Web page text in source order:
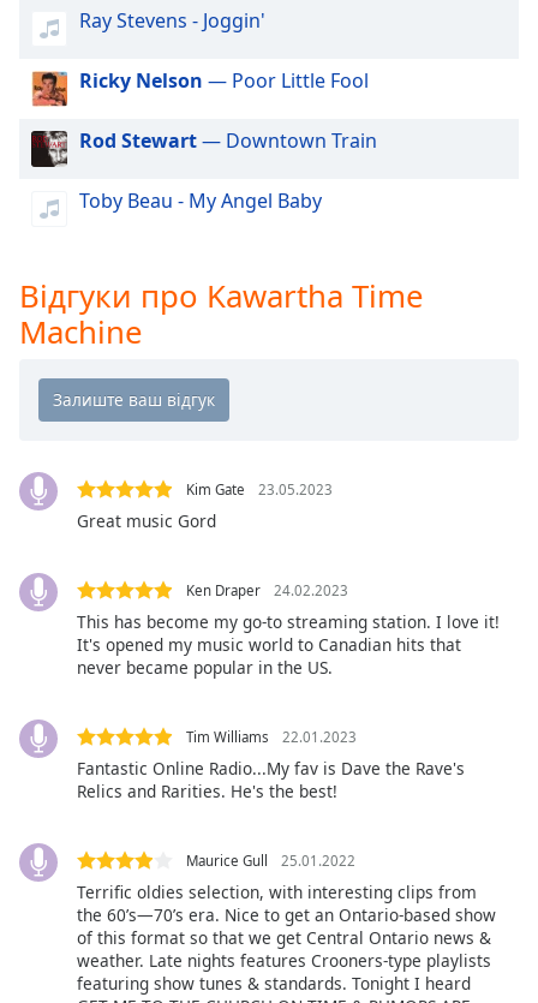
cancel
and
window.
Opacity
Background
Opacity
Caption
Area
Background
Opacity
Ray Stevens - Joggin'
Ricky Nelson — Poor Little Fool
Rod Stewart— Downtown Train
Toby Beau - My Angel Baby
Відгуки про Kawartha Time
Machine
Kim Gate 23.05.2023
Great music Gord
Ken Draper 24.02.2023
This has become my go-to streaming station. I love it!
It's opened my music world to Canadian hits that
never became popular in the US.
Tim Williams 22.01.2023
Fantastic Online Radio...My fav is Dave the Rave's
Relics and Rarities. He's the best!
Maurice Gull 25.01.2022
Terrific oldies selection, with interesting clips from
the 60’s—70’s era. Nice to get an Ontario-based show
of this format so that we get Central Ontario news &
weather. Late nights features Crooners-type playlists
featuring show tunes & standards. Tonight I heard